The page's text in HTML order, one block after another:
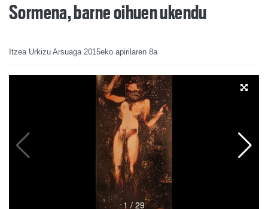
Sormena, barne oihuen ukendu
Itzea Urkizu Arsuaga 2015eko apirilaren 8a